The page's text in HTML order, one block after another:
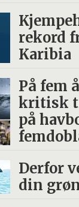
rekord
Karibia
På fem
kritisk
på
Derfor
din